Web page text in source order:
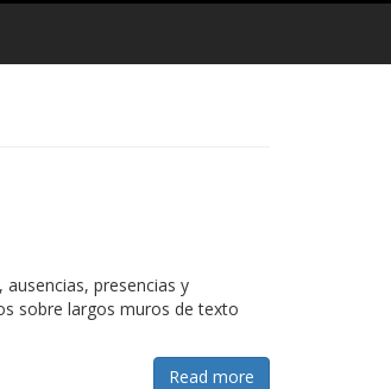
presencias y
sobre largos muros de texto
Read more